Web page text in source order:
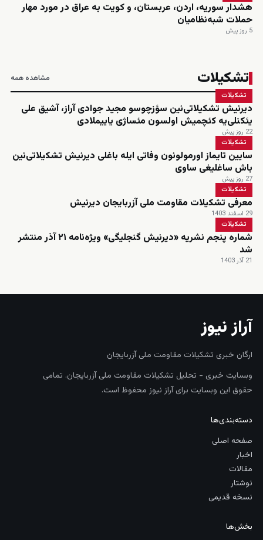
هشدار سوریه، اردن، عربستان، و کویت به عراق در مورد مهار
حملات شبه‌نظامیان
5 روز پیش
تشکیلات مشاهده همه
تشکیلات
دیرنیش تشکیلاتی‌نین سؤزچوسو مجید جوادی آراز، آشیق علی
یئکنلی‌یه کئچمیش اولسون مئساژی یاییملادی
22 روز پیش
تشکیلات
سایین تایماز اورمولونون وفاتی ایله باغلی دیرنیش تشکیلاتی‌نین
باش ساغلیغی ساوی
27 روز پیش
تشکیلات
معرفی تشکیلات مقاومت ملی آزربایجان دیرنیش
29 اسفند 1403
تشکیلات
شماره پنجم نشریه «دیرنیش گنجلیگی» ویژه‌نامه ۲۱ آذر منتشر
شد
21 آذر 1403
آراز نیوز
ارگان خبری تشکیلات مقاومت ملی آزربایجان
وبسایت خبری - تحلیل تشکیلات مقاومت ملی آزربایجان. تمامی
حقوق این وبسایت برای آراز نیوز محفوظ است.
دسته‌بندی‌ها
صفحه اصلی
اخبار
مقالات
نوشتار
نسخه قدیمی
بخش‌ها